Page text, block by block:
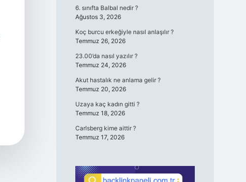
6. sınıfta Balbal nedir ?
Ağustos 3, 2026
Koç burcu erkeğiyle nasıl anlaşılır ?
Temmuz 26, 2026
23.00’da nasıl yazılır ?
Temmuz 24, 2026
Akut hastalık ne anlama gelir ?
Temmuz 20, 2026
Uzaya kaç kadın gitti ?
Temmuz 18, 2026
Carlsberg kime aittir ?
Temmuz 17, 2026